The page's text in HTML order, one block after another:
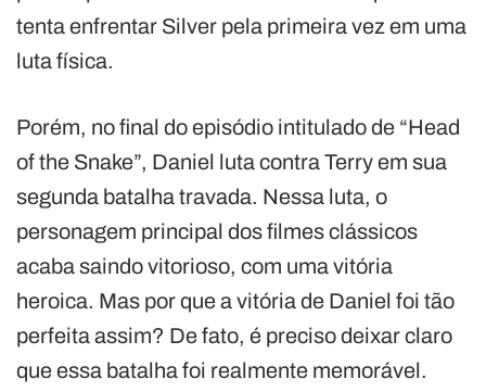
tenta enfrentar Silver pela primeira vez em uma
luta física.
Porém, no final do episódio intitulado de “Head
of the Snake”, Daniel luta contra Terry em sua
segunda batalha travada. Nessa luta, o
personagem principal dos filmes clássicos
acaba saindo vitorioso, com uma vitória
heroica. Mas por que a vitória de Daniel foi tão
perfeita assim? De fato, é preciso deixar claro
que essa batalha foi realmente memorável.